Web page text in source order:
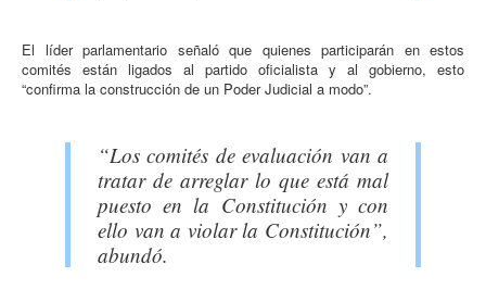
El líder parlamentario señaló que quienes participarán en estos
comités están ligados al partido oficialista y al gobierno, esto
“confirma la construcción de un Poder Judicial a modo”.
“Los comités de evaluación van a
tratar de arreglar lo que está mal
puesto en la Constitución y con
ello van a violar la Constitución”,
abundó.